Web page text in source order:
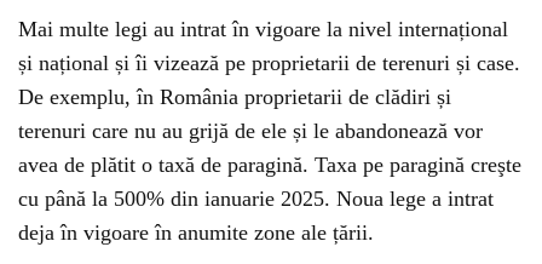
Mai multe legi au intrat în vigoare la nivel internațional
și național și îi vizează pe proprietarii de terenuri și case.
De exemplu, în România proprietarii de clădiri și
terenuri care nu au grijă de ele și le abandonează vor
avea de plătit o taxă de paragină. Taxa pe paragină creşte
cu până la 500% din ianuarie 2025. Noua lege a intrat
deja în vigoare în anumite zone ale țării.